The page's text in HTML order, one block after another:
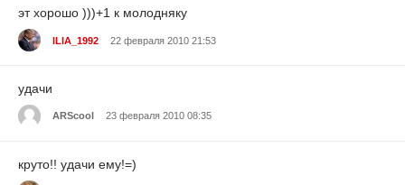
эт хорошо )))+1 к молодняку
ILIA_1992 22 февраля 2010 21:53
удачи
ARScool 23 февраля 2010 08:35
круто!! удачи ему!=)